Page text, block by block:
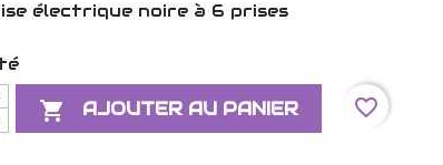
électrique noire à 6 prises
 AJOUTER AU PANIER favorite_border